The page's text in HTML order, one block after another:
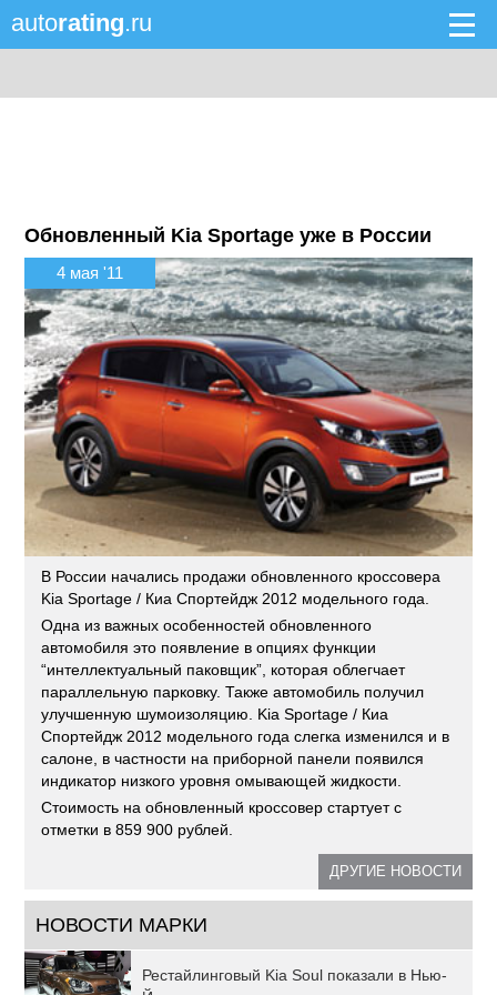
autorating.ru
Обновленный Kia Sportage уже в России
4 мая '11
В России начались продажи обновленного кроссовера
Kia Sportage / Киа Спортейдж 2012 модельного года.
Одна из важных особенностей обновленного
автомобиля это появление в опциях функции
“интеллектуальный паковщик”, которая облегчает
параллельную парковку. Также автомобиль получил
улучшенную шумоизоляцию. Kia Sportage / Киа
Спортейдж 2012 модельного года слегка изменился и в
салоне, в частности на приборной панели появился
индикатор низкого уровня омывающей жидкости.
Стоимость на обновленный кроссовер стартует с
отметки в 859 900 рублей.
ДРУГИЕ НОВОСТИ
НОВОСТИ МАРКИ
Рестайлинговый Kia Soul показали в Нью-